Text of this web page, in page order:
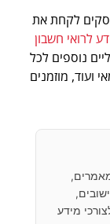
לקחת את
לרואי חשבון
נוספים לכל
ועוד, מוזמנים
מידע